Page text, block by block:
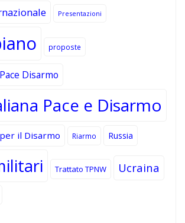
Presentazioni
proposte
Disarmo
Pace e Disarmo
il Disarmo Riarmo Russia
Trattato TPNW Ucraina